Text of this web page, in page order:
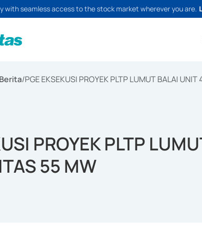
with seamless access to the stock market wherever you are.
Berita/PGE EKSEKUSI PROYEK PLTP LUMUT BALAI
PROYEK PLTP
55 MW